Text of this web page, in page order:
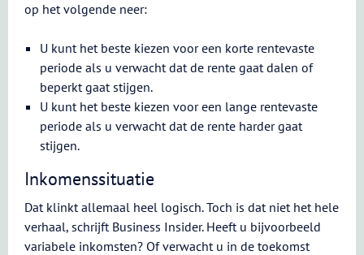
op het volgende neer:
U kunt het beste kiezen voor een korte rentevaste
periode als u verwacht dat de rente gaat dalen of
beperkt gaat stijgen.
U kunt het beste kiezen voor een lange rentevaste
periode als u verwacht dat de rente harder gaat
stijgen.
Inkomenssituatie
Dat klinkt allemaal heel logisch. Toch is dat niet het hele
verhaal, schrijft Business Insider. Heeft u bijvoorbeeld
variabele inkomsten? Of verwacht u in de toekomst